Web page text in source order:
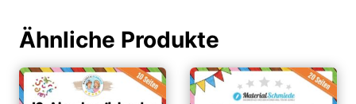
Ähnliche Produkte